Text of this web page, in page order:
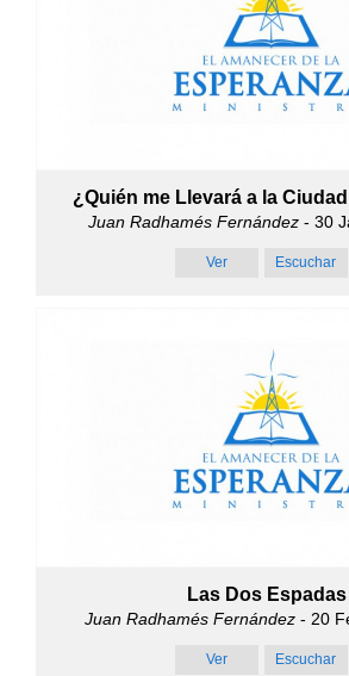
¿Quién me Llevará a la
Juan Radhamés Fernández - 30
Ver Escuchar
Las Dos Espadas
Juan Radhamés Fernández- 20
Ver Escuchar